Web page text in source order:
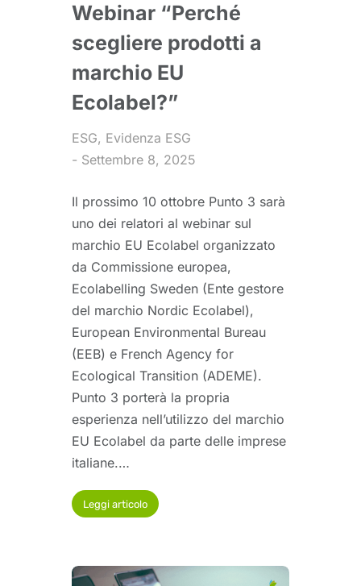
Webinar “Perché
scegliere prodotti a
marchio EU
Ecolabel?”
ESG, Evidenza ESG
Settembre 8, 2025
Il prossimo 10 ottobre Punto 3 sarà
uno dei relatori al webinar sul
marchio EU Ecolabel organizzato
da Commissione europea,
Ecolabelling Sweden (Ente gestore
del marchio Nordic Ecolabel),
European Environmental Bureau
(EEB) e French Agency for
Ecological Transition (ADEME).
Punto 3 porterà la propria
esperienza nell’utilizzo del marchio
EU Ecolabel da parte delle imprese
italiane.…
Leggi articolo